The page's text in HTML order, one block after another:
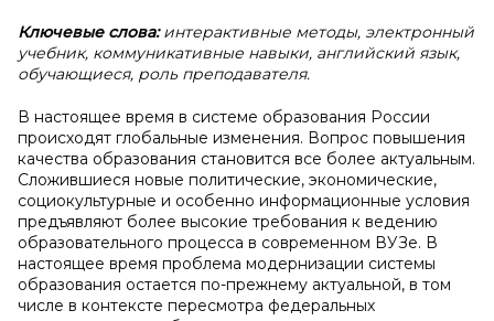
Ключевые слова:интерактивные методы, электронный
учебник, коммуникативные навыки, английский язык,
обучающиеся, роль преподавателя.
В настоящее время в системе образования России
происходят глобальные изменения. Вопрос повышения
качества образования становится все более актуальным.
Сложившиеся новые политические, экономические,
социокультурные и особенно информационные условия
предъявляют более высокие требования к ведению
образовательного процесса в современном ВУЗе. В
настоящее время проблема модернизации системы
образования остается по-прежнему актуальной, в том
числе в контексте пересмотра федеральных